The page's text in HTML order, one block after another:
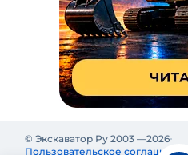
© Экскаватор Ру 2003 —2026
Пользовательское соглашение